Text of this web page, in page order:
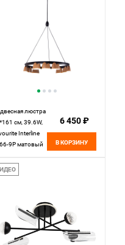
люстра
см, 39.6W,
Interline
9P матовый
акрил
текстура
6 450 ₽
В КОРЗИНУ